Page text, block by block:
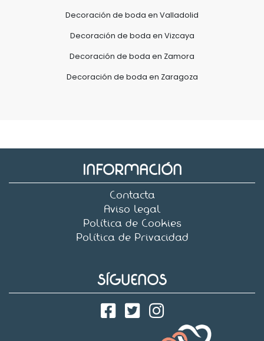
Decoración de boda en Valladolid
Decoración de boda en Vizcaya
Decoración de boda en Zamora
Decoración de boda en Zaragoza
INFORMACIÓN
Contacta
Aviso legal
Política de Cookies
Política de Privacidad
SÍGUENOS